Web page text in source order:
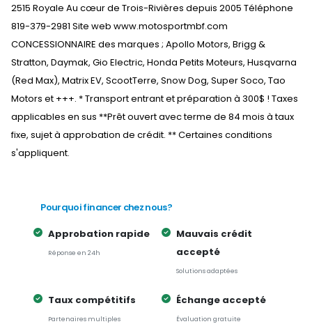
2515 Royale Au cœur de Trois-Rivières depuis 2005 Téléphone
819-379-2981 Site web www.motosportmbf.com
CONCESSIONNAIRE des marques ; Apollo Motors, Brigg &
Stratton, Daymak, Gio Electric, Honda Petits Moteurs, Husqvarna
(Red Max), Matrix EV, ScootTerre, Snow Dog, Super Soco, Tao
Motors et +++. * Transport entrant et préparation à 300$ ! Taxes
applicables en sus **Prêt ouvert avec terme de 84 mois à taux
fixe, sujet à approbation de crédit. ** Certaines conditions
s'appliquent.
Pourquoi financer chez nous?
Approbation rapide
Réponse en 24h
Mauvais crédit
accepté
Solutions adaptées
Taux compétitifs
Partenaires multiples
Échange accepté
Évaluation gratuite